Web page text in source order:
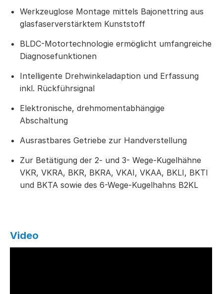
Werkzeuglose Montage mittels Bajonettring aus
glasfaserverstärktem Kunststoff
BLDC-Motortechnologie ermöglicht umfangreiche
Diagnosefunktionen
Intelligente Drehwinkeladaption und Erfassung
inkl. Rückführsignal
Elektronische, drehmomentabhängige
Abschaltung
Ausrastbares Getriebe zur Handverstellung
Zur Betätigung der 2- und 3- Wege-Kugelhähne
VKR, VKRA, BKR, BKRA, VKAI, VKAA, BKLI, BKTI
und BKTA sowie des 6-Wege-Kugelhahns B2KL
Video